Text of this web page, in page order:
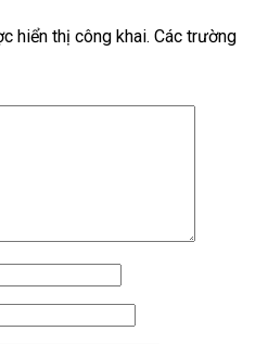
hiển thị công khai. Các trường